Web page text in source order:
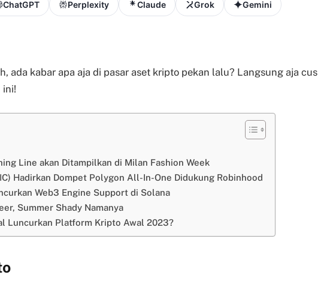
ChatGPT Perplexity Claude Grok Gemini
ada kabar apa aja di pasar aset kripto pekan lalu? Langsung aja cus
ini!
Line akan Ditampilkan di Milan Fashion Week
Hadirkan Dompet Polygon All-In-One Didukung Robinhood
Web3 Engine Support di Solana
Summer Shady Namanya
Luncurkan Platform Kripto Awal 2023?